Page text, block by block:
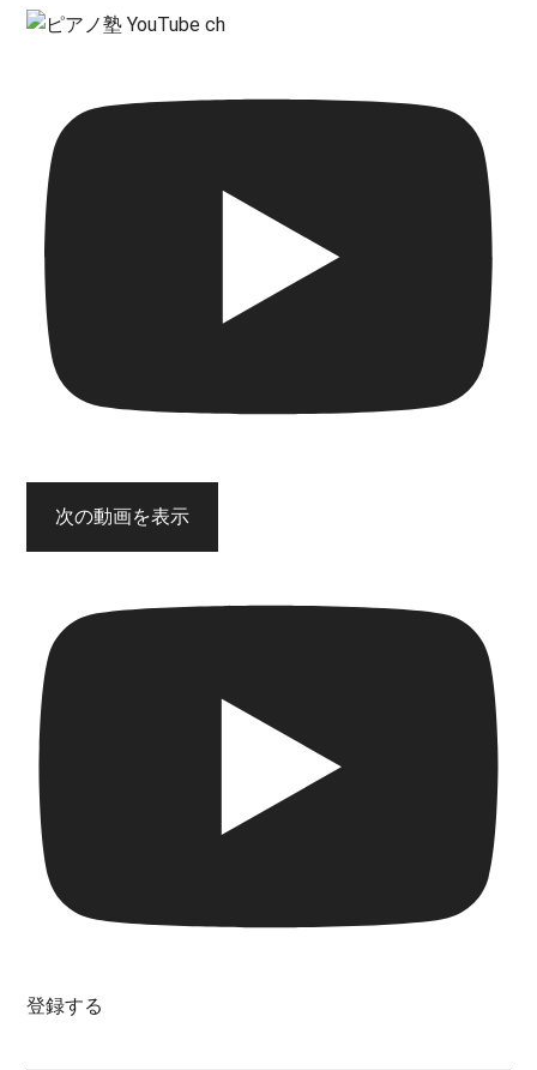
次の動画を表示
登録する